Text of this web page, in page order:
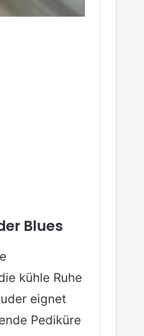
Blues
kühle Ruhe
eignet
Pediküre